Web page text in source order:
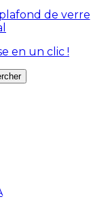
de verre
en un clic !